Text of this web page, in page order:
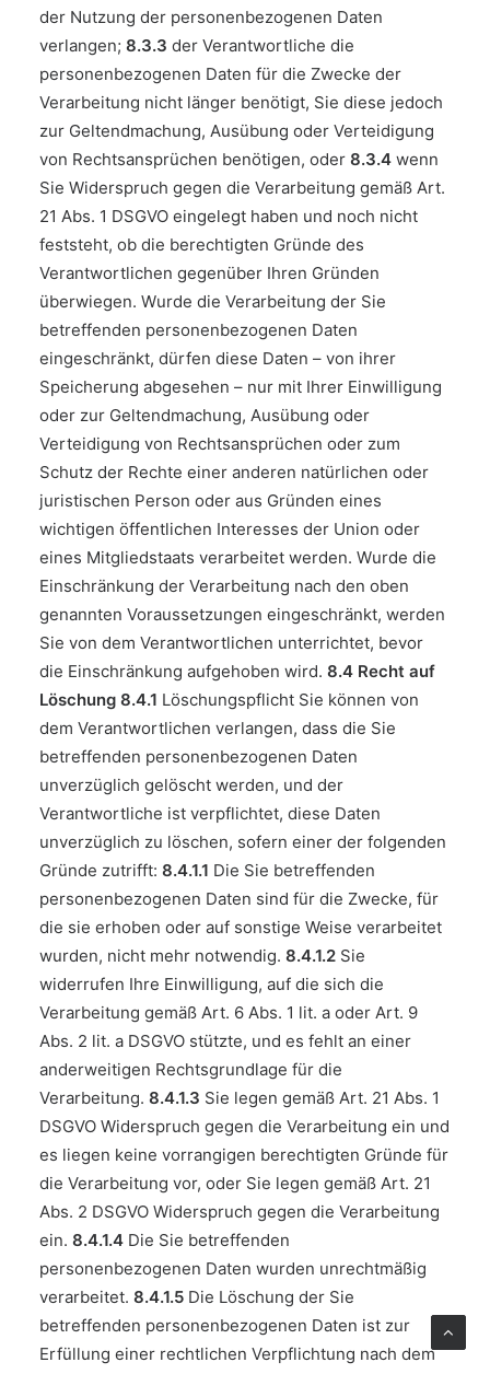
der Nutzung der personenbezogenen Daten
verlangen; 8.3.3 der Verantwortliche die
personenbezogenen Daten für die Zwecke der
Verarbeitung nicht länger benötigt, Sie diese jedoch
zur Geltendmachung, Ausübung oder Verteidigung
von Rechtsansprüchen benötigen, oder 8.3.4 wenn
Sie Widerspruch gegen die Verarbeitung gemäß Art.
21 Abs. 1 DSGVO eingelegt haben und noch nicht
feststeht, ob die berechtigten Gründe des
Verantwortlichen gegenüber Ihren Gründen
überwiegen. Wurde die Verarbeitung der Sie
betreffenden personenbezogenen Daten
eingeschränkt, dürfen diese Daten – von ihrer
Speicherung abgesehen – nur mit Ihrer Einwilligung
oder zur Geltendmachung, Ausübung oder
Verteidigung von Rechtsansprüchen oder zum
Schutz der Rechte einer anderen natürlichen oder
juristischen Person oder aus Gründen eines
wichtigen öffentlichen Interesses der Union oder
eines Mitgliedstaats verarbeitet werden. Wurde die
Einschränkung der Verarbeitung nach den oben
genannten Voraussetzungen eingeschränkt, werden
Sie von dem Verantwortlichen unterrichtet, bevor
die Einschränkung aufgehoben wird. 8.4 Recht auf
Löschung 8.4.1 Löschungspflicht Sie können von
dem Verantwortlichen verlangen, dass die Sie
betreffenden personenbezogenen Daten
unverzüglich gelöscht werden, und der
Verantwortliche ist verpflichtet, diese Daten
unverzüglich zu löschen, sofern einer der folgenden
Gründe zutrifft: 8.4.1.1 Die Sie betreffenden
personenbezogenen Daten sind für die Zwecke, für
die sie erhoben oder auf sonstige Weise verarbeitet
wurden, nicht mehr notwendig. 8.4.1.2 Sie
widerrufen Ihre Einwilligung, auf die sich die
Verarbeitung gemäß Art. 6 Abs. 1 lit. a oder Art. 9
Abs. 2 lit. a DSGVO stützte, und es fehlt an einer
anderweitigen Rechtsgrundlage für die
Verarbeitung. 8.4.1.3 Sie legen gemäß Art. 21 Abs. 1
DSGVO Widerspruch gegen die Verarbeitung ein und
es liegen keine vorrangigen berechtigten Gründe für
die Verarbeitung vor, oder Sie legen gemäß Art. 21
Abs. 2 DSGVO Widerspruch gegen die Verarbeitung
ein. 8.4.1.4 Die Sie betreffenden
personenbezogenen Daten wurden unrechtmäßig
verarbeitet. 8.4.1.5 Die Löschung der Sie
betreffenden personenbezogenen Daten ist zur
Erfüllung einer rechtlichen Verpflichtung nach dem